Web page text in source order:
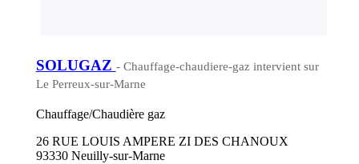
SOLUGAZ - Chauffage-chaudiere-gaz intervient sur
Le Perreux-sur-Marne
Chauffage/Chaudière gaz
26 RUE LOUIS AMPERE ZI DES CHANOUX
93330 Neuilly-sur-Marne